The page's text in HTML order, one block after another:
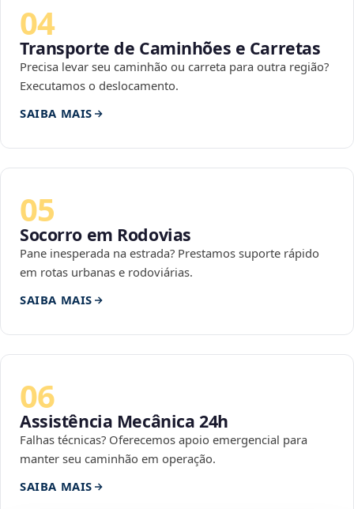
04
Transporte de Caminhões e Carretas
Precisa levar seu caminhão ou carreta para outra região?
Executamos o deslocamento.
SAIBA MAIS
05
Socorro em Rodovias
Pane inesperada na estrada? Prestamos suporte rápido
em rotas urbanas e rodoviárias.
SAIBA MAIS
06
Assistência Mecânica 24h
Falhas técnicas? Oferecemos apoio emergencial para
manter seu caminhão em operação.
SAIBA MAIS